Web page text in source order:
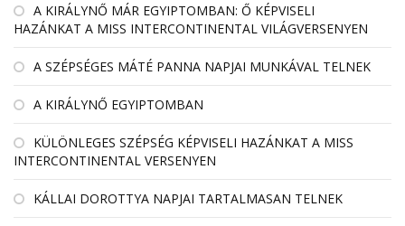
A KIRÁLYNŐ MÁR EGYIPTOMBAN: Ő KÉPVISELI
HAZÁNKAT A MISS INTERCONTINENTAL VILÁGVERSENYEN
A SZÉPSÉGES MÁTÉ PANNA NAPJAI MUNKÁVAL TELNEK
A KIRÁLYNŐ EGYIPTOMBAN
KÜLÖNLEGES SZÉPSÉG KÉPVISELI HAZÁNKAT A MISS
INTERCONTINENTAL VERSENYEN
KÁLLAI DOROTTYA NAPJAI TARTALMASAN TELNEK